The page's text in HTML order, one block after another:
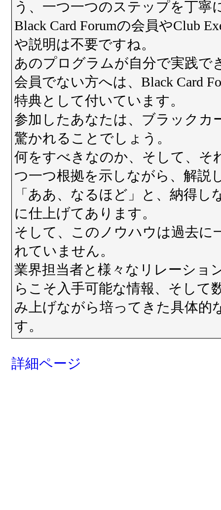
う、一つ一つのステップを丁寧
Black Card Forumの会員やClub
や説明は不要ですね。
あのプログラムが自分で実践で
会員でない方へは、Black Card
特典として付いています。
参加したあなたは、ブラックカ
驚かれることでしょう。
何をすべきなのか、そして、そ
つ一つ根拠を示しながら、解説
「ああ、なるほど」と、納得
に仕上げてあります。
そして、このノウハウは過去に
れていません。
業界担当者と様々なリレーショ
らこそ入手可能な情報、そして
み上げながら培ってきた具体的
す。
詳細ページ